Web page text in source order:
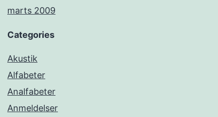
marts 2009
Categories
Akustik
Alfabeter
Analfabeter
Anmeldelser